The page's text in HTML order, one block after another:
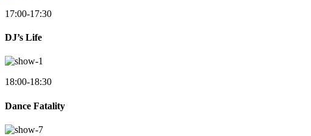
17:00-17:30
DJ’s Life
18:00-18:30
Dance Fatality